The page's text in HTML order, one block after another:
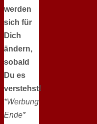
werden
sich für
Dich
ändern,
sobald
Du es
verstehst!
*Werbung
Ende*